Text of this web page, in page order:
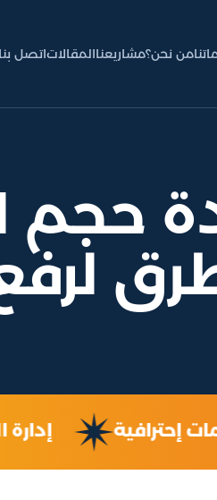
من نحن؟مشاريعناالمقالاتاتصل
إحترافية